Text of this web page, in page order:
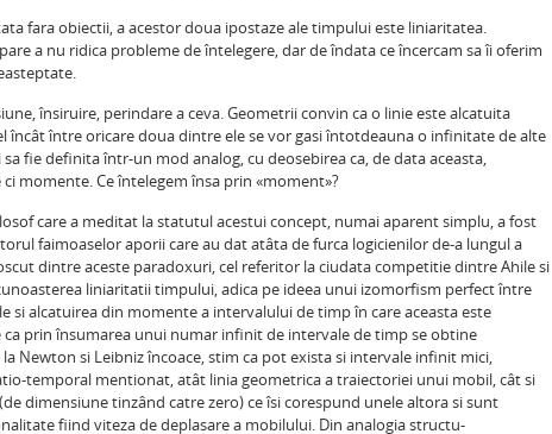
fara obiectii, a acestor doua ipostaze ale timpului este liniaritatea.
a nu ridica probleme de întelegere, dar de îndata ce încercam sa îi oferim
însiruire, perindare a ceva. Geometrii convin ca o linie este alcatuita
între oricare doua dintre ele se vor gasi întotdeauna o infinitate de alte
fie definita într-un mod analog, cu deosebirea ca, de data aceasta,
momente. Ce întelegem însa prin «moment»?
care a meditat la statutul acestui concept, numai aparent simplu, a fost
faimoaselor aporii care au dat atâta de furca logicienilor de-a lungul a
dintre aceste paradoxuri, cel referitor la ciudata competitie dintre Ahile si
liniaritatii timpului, adica pe ideea unui izomorfism perfect între
si alcatuirea din momente a intervalului de timp în care aceasta este
ca prin însumarea unui numar infinit de intervale de timp se obtine
Newton si Leibniz încoace, stim ca pot exista si intervale infinit mici,
temporal mentionat, atât linia geometrica a traiectoriei unui mobil, cât si
dimensiune tinzând catre zero) ce îsi corespund unele altora si sunt
fiind viteza de deplasare a mobilului. Din analogia structu-